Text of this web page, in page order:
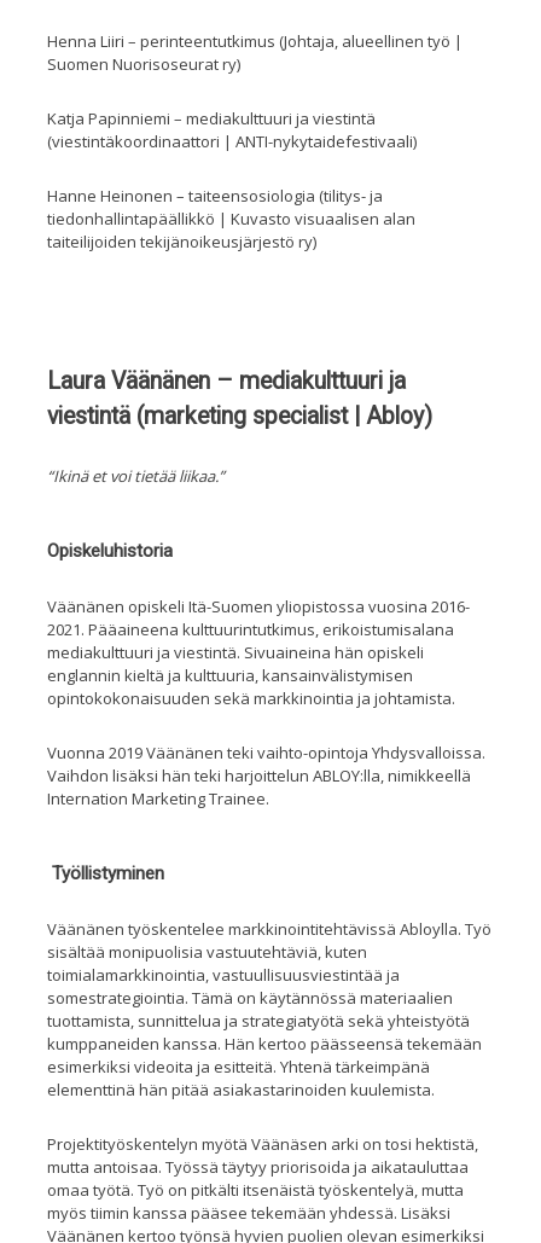
Henna Liiri – perinteentutkimus (Johtaja, alueellinen työ |
Suomen Nuorisoseurat ry)
Katja Papinniemi – mediakulttuuri ja viestintä
(viestintäkoordinaattori | ANTI-nykytaidefestivaali)
Hanne Heinonen – taiteensosiologia (tilitys- ja
tiedonhallintapäällikkö | Kuvasto visuaalisen alan
taiteilijoiden tekijänoikeusjärjestö ry)
Laura Väänänen – mediakulttuuri ja
viestintä (marketing specialist | Abloy)
“Ikinä et voi tietää liikaa.”
Opiskeluhistoria
Väänänen opiskeli Itä-Suomen yliopistossa vuosina 2016-
2021. Pääaineena kulttuurintutkimus, erikoistumisalana
mediakulttuuri ja viestintä. Sivuaineina hän opiskeli
englannin kieltä ja kulttuuria, kansainvälistymisen
opintokokonaisuuden sekä markkinointia ja johtamista.
Vuonna 2019 Väänänen teki vaihto-opintoja Yhdysvalloissa.
Vaihdon lisäksi hän teki harjoittelun ABLOY:lla, nimikkeellä
Internation Marketing Trainee.
Työllistyminen
Väänänen työskentelee markkinointitehtävissä Abloylla. Työ
sisältää monipuolisia vastuutehtäviä, kuten
toimialamarkkinointia, vastuullisuusviestintää ja
somestrategiointia. Tämä on käytännössä materiaalien
tuottamista, sunnittelua ja strategiatyötä sekä yhteistyötä
kumppaneiden kanssa. Hän kertoo päässeensä tekemään
esimerkiksi videoita ja esitteitä. Yhtenä tärkeimpänä
elementtinä hän pitää asiakastarinoiden kuulemista.
Projektityöskentelyn myötä Väänäsen arki on tosi hektistä,
mutta antoisaa. Työssä täytyy priorisoida ja aikatauluttaa
omaa työtä. Työ on pitkälti itsenäistä työskentelyä, mutta
myös tiimin kanssa pääsee tekemään yhdessä. Lisäksi
Väänänen kertoo työnsä hyvien puolien olevan esimerkiksi